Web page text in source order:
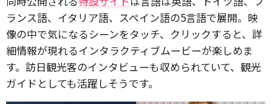
ランス語、イタリア語、スペイン語の5言語で展開。映
像の中で気になるシーンをタッチ、クリックすると、詳
細情報が現れるインタラクティブムービーが楽しめま
す。訪日観光客のインタビューも収められていて、観光
ガイドとしても活躍しそうです。